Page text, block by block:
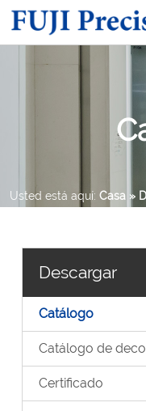
Usted está aquí: Casa »
Descargar
Catálogo
Catálogo de
Certificado